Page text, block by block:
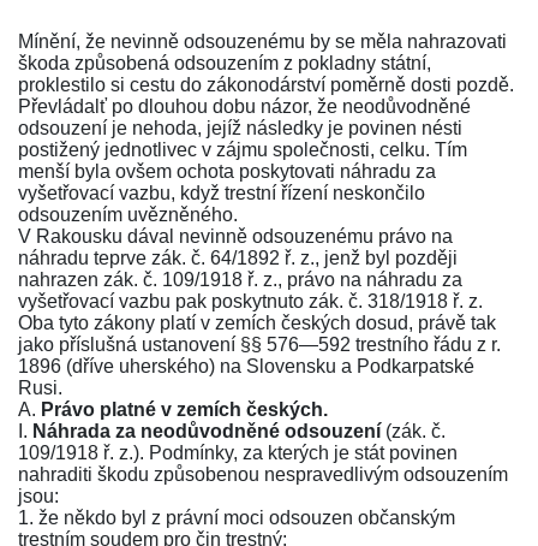
Mínění, že nevinně odsouzenému by se měla nahrazovati
škoda způsobená odsouzením z pokladny státní,
proklestilo si cestu do zákonodárství poměrně dosti pozdě.
Převládalť po dlouhou dobu názor, že neodůvodněné
odsouzení je nehoda, jejíž následky je povinen nésti
postižený jednotlivec v zájmu společnosti, celku. Tím
menší byla ovšem ochota poskytovati náhradu za
vyšetřovací vazbu, když trestní řízení neskončilo
odsouzením uvězněného.
V Rakousku dával nevinně odsouzenému právo na
náhradu teprve zák. č. 64/1892 ř. z., jenž byl později
nahrazen zák. č. 109/1918 ř. z., právo na náhradu za
vyšetřovací vazbu pak poskytnuto zák. č. 318/1918 ř. z.
Oba tyto zákony platí v zemích českých dosud, právě tak
jako příslušná ustanovení §§ 576—592 trestního řádu z r.
1896 (dříve uherského) na Slovensku a Podkarpatské
Rusi.
A. Právo platné v zemích českých.
I. Náhrada za neodůvodněné odsouzení (zák. č.
109/1918 ř. z.). Podmínky, za kterých je stát povinen
nahraditi škodu způsobenou nespravedlivým odsouzením
jsou:
1. že někdo byl z právní moci odsouzen občanským
trestním soudem pro čin trestný;